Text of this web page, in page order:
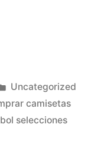
Publicado
en
Uncategorized
camisetas
selecciones